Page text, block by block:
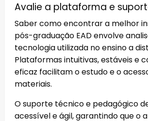
Avalie a plataforma e
Saber como encontrar a melhor
pós-graduação EAD envolve
tecnologia utilizada no ensino a
Plataformas intuitivas, estáveis e
eficaz facilitam o estudo e o
materiais.
O suporte técnico e pedagógico
acessível e ágil, garantindo que o